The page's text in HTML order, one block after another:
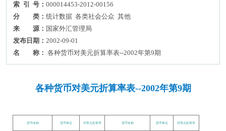
索 引 号：000014453-2012-00156
分 类：统计数据 各类社会公众 其他
来 源： 国家外汇管理局
发布日期：2002-09-01
名 称： 各种货币对美元折算率表--2002年第9期
各种货币对美元折算率表--2002年第9期
货币名称 货币单位 对美元折算率 货币名称 货币单位 对美元折算率